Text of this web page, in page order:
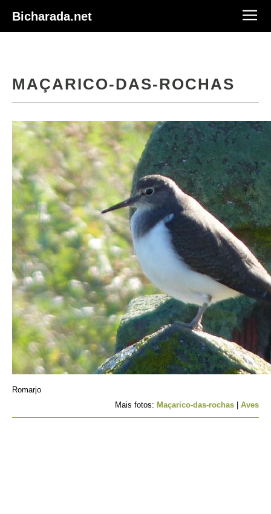
Bicharada.net
MAÇARICO-DAS-ROCHAS
Romarjo
Mais fotos: Maçarico-das-rochas Aves